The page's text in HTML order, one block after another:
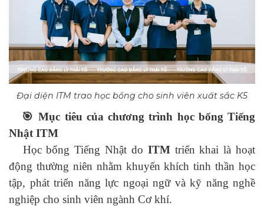
Đại diện ITM trao học bổng cho sinh viên xuất sắc K5
🎯 Mục tiêu của chương trình học bổng Tiếng
Nhật ITM
Học bổng Tiếng Nhật do ITMtriển khai là hoạt
động thường niên nhằm khuyến khích tinh thần học
tập, phát triển năng lực ngoại ngữ và kỹ năng nghề
nghiệp cho sinh viên ngành Cơ khí.